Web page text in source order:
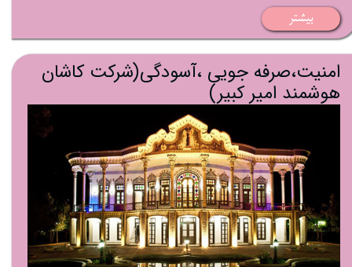
بیشتر
امنیت،صرفه جویی ،آسودگی(شرکت کاشان
هوشمند امیر کبیر)